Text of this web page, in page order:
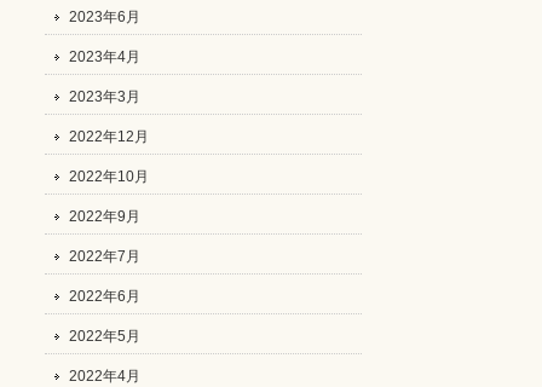
2023年6月
2023年4月
2023年3月
2022年12月
2022年10月
2022年9月
2022年7月
2022年6月
2022年5月
2022年4月